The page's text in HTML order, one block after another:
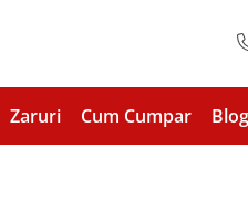
Zaruri Cum Cumpar Blog